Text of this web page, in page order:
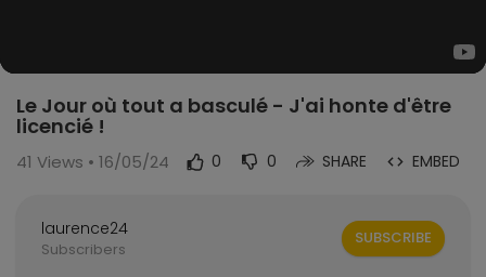
Le Jour où tout a basculé - J'ai honte d'être
licencié !
41 Views • 16/05/24 0 0 SHARE EMBED
laurence24
Subscribers
SUBSCRIBE